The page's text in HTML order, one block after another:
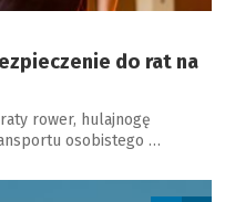
do rat na
rower, hulajnogę
osobistego …